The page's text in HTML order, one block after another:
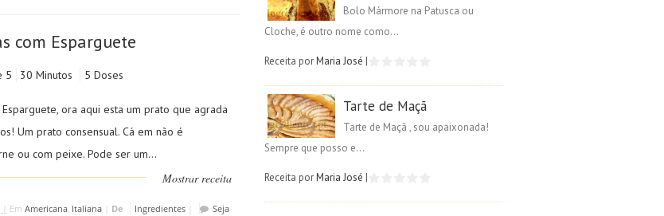
com Esparguete
5 30 Minutos 5 Doses
ora aqui esta um prato que agrada
Um prato consensual. Cá em não é
ou com peixe. Pode ser um...
Mostrar receita
Em Americana, Italiana| De Ingredientes|
Seja
Bolo Mármore na Patusca ou
Cloche, é outro nome como...
Receita porMaria José |
Tarte de Maçã
Tarte de Maçã , sou apaixonada!
Sempre que posso e...
Receita porMaria José |